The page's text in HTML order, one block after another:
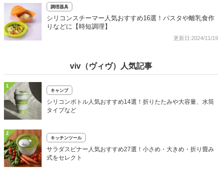
調理器具
シリコンスチーマー人気おすすめ16選！パスタや離乳食作
りなどに【時短調理】
更新日:2024/11/19
viv（ヴィヴ）人気記事
1
キャンプ
シリコンボトル人気おすすめ14選！折りたたみや大容量、水筒
タイプなど
2
キッチンツール
サラダスピナー人気おすすめ27選！小さめ・大きめ・折り畳み
式をセレクト